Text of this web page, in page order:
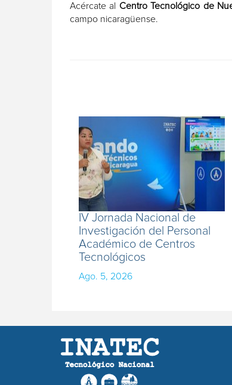
Acércate al Centro Tecnológico de
campo nicaragüense.
IV Jornada Nacional de
Investigación del Personal
Académico de Centros
Tecnológicos
Ago. 5, 2026